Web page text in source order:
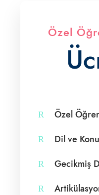
Özel
Özel
Dil ve
Gecikmiş